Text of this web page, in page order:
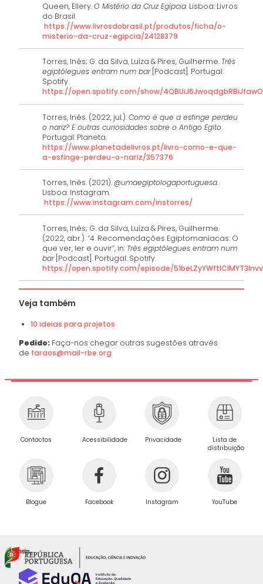
Queen, Ellery.O Mistério da Cruz Egípcia. Lisboa: Livros
do Brasil.
https://www.livrosdobrasil.pt/produtos/ficha/o-
misterio-da-cruz-egipcia/24128379
Torres, Inês; G. da Silva, Luíza & Pires, Guilherme. Três
egiptólegues entram num bar[Podcast]. Portugal:
Spotify.
https://open.spotify.com/show/4QBUiJ6JwoqdgbRBiJfawO
Torres, Inês. (2022, jul.).Como é que a esfinge perdeu
o nariz? E outras curiosidades sobre o Antigo Egito.
Portugal: Planeta.
https://www.planetadelivros.pt/livro-como-e-que-
a-esfinge-perdeu-o-nariz/357376
Torres, Inês. (2021).@umaegiptologaportuguesa.
Lisboa: Instagram.
https://www.instagram.com/instorres/
Torres, Inês; G. da Silva, Luíza & Pires, Guilherme.
(2022, abr.). “4. Recomendações Egiptomaníacas: O
que ver, ler e ouvir”, in: Três egiptólegues entram num
bar[Podcast]. Portugal: Spotify.
https://open.spotify.com/episode/51beLZyYWftlClMYT3Invv
Veja também
10 ideias para projetos
Pedido: Faça-nos chegar outras sugestões através
de faraos@mail-rbe.org
Contactos Acessibilidade Privacidade
Lista de
distribuição
Blogue Facebook Instagram YouTube